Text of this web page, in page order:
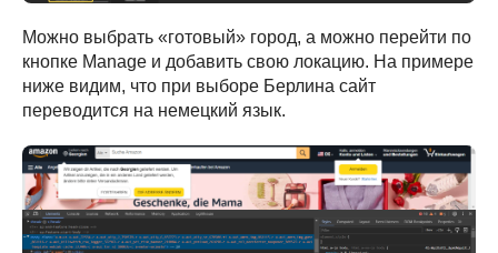
Можно выбрать «готовый» город, а можно перейти по
кнопке Manage и добавить свою локацию. На примере
ниже видим, что при выборе Берлина сайт
переводится на немецкий язык.
Ответим на любые
вопросы —